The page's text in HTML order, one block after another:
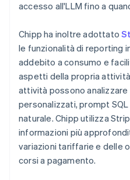
accesso all'LLM fino a
Chipp ha inoltre adottato
le funzionalità di reporting
addebito a consumo e
aspetti della propria
attività possono
personalizzati, prompt
naturale. Chipp utilizza
informazioni più
variazioni tariffarie e delle
corsi a pagamento.